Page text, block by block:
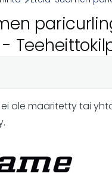
ole määritetty tai